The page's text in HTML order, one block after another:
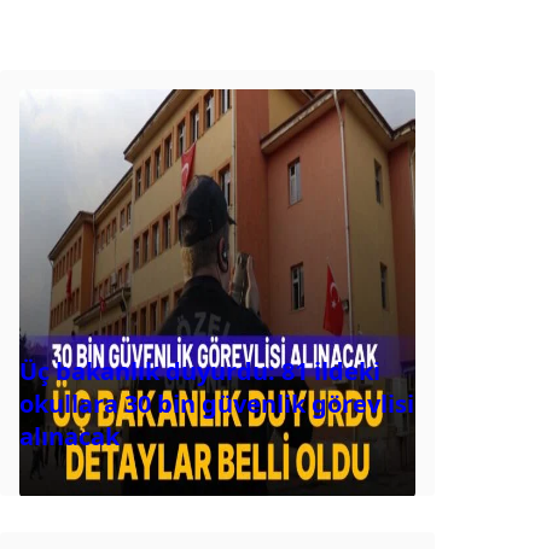
Üç bakanlık duyurdu: 81 ildeki
okullara 30 bin güvenlik görevlisi
alınacak